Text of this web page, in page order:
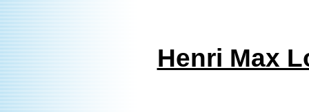
Henri Max